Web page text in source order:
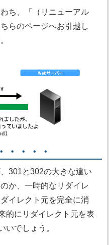
ち、「（リニューアル
らのページへお引越し
・・・・
301と302の大きな違い
か、一時的なリダイレ
イレクト元を完全に消
的にリダイレクト元を表
いでしょう。